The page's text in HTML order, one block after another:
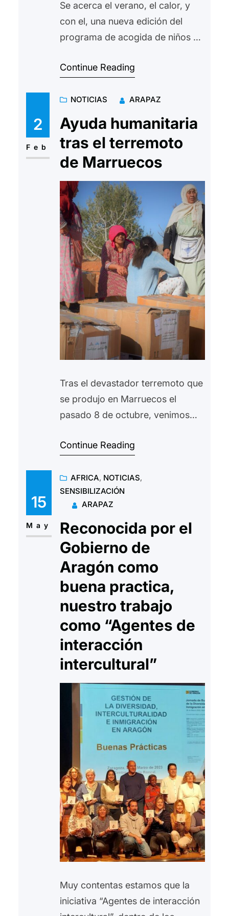
Se acerca el verano, el calor, y
con el, una nueva edición del
programa de acogida de niños y
Paz. Hacemos un llamamiento a
interesadas en participar
acogiendo a un niño/a saharaui
ente verano que se ponga en
contacto con nosotros en el
teléfono 676584128 o en el…
Continue Reading
2
Feb
NOTICIAS ARAPAZ
Ayuda humanitaria
tras el terremoto
de Marruecos
Tras el devastador terremoto que
se produjo en Marruecos el
pasado 8 de octubre, venimos
nuestro socio local Karama
importante participación de
administraciones aragonesas
como la Diputación de Zaragoza,
y los ayuntamientos de Escatron
y Cariñena, en tratar de mejorar
Continue Reading
15
May
AFRICA, NOTICIAS
SENSIBILIZACIÓN
ARAPAZ
Reconocida por el
Gobierno de
Aragón como
buena practica,
nuestro trabajo
como “Agentes de
interacción
intercultural”
Muy contentas estamos que la
iniciativa “Agentes de interacción